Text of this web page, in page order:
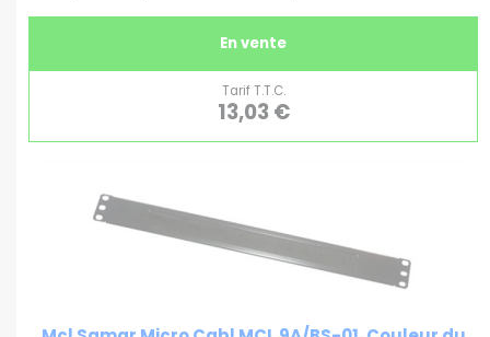
En vente
Tarif T.T.C.
13,03 €